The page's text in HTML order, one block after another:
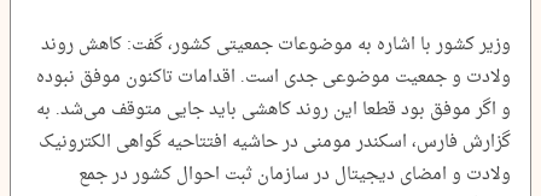
وزیر کشور با اشاره به موضوعات جمعیتی کشور، گفت: کاهش روند
ولادت و جمعیت موضوعی جدی است. اقدامات تاکنون موفق نبوده
و اگر موفق بود قطعا این روند کاهشی باید جایی متوقف می‌شد. به
گزارش فارس، اسکندر مومنی در حاشیه افتتاحیه گواهی الکترونیک
ولادت و امضای دیجیتال در سازمان ثبت احوال کشور در جمع